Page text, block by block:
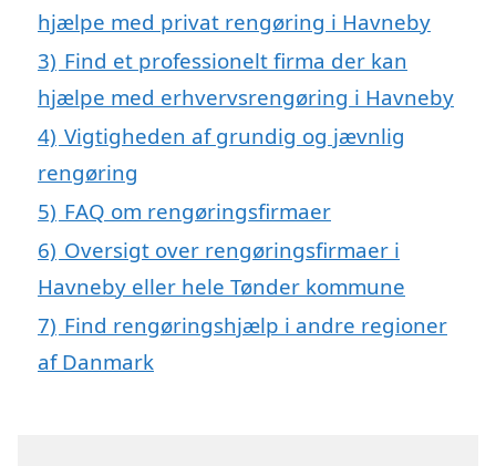
hjælpe med privat rengøring i Havneby
3) Find et professionelt firma der kan
hjælpe med erhvervsrengøring i Havneby
4) Vigtigheden af grundig og jævnlig
rengøring
5) FAQ om rengøringsfirmaer
6) Oversigt over rengøringsfirmaer i
Havneby eller hele Tønder kommune
7) Find rengøringshjælp i andre regioner
af Danmark